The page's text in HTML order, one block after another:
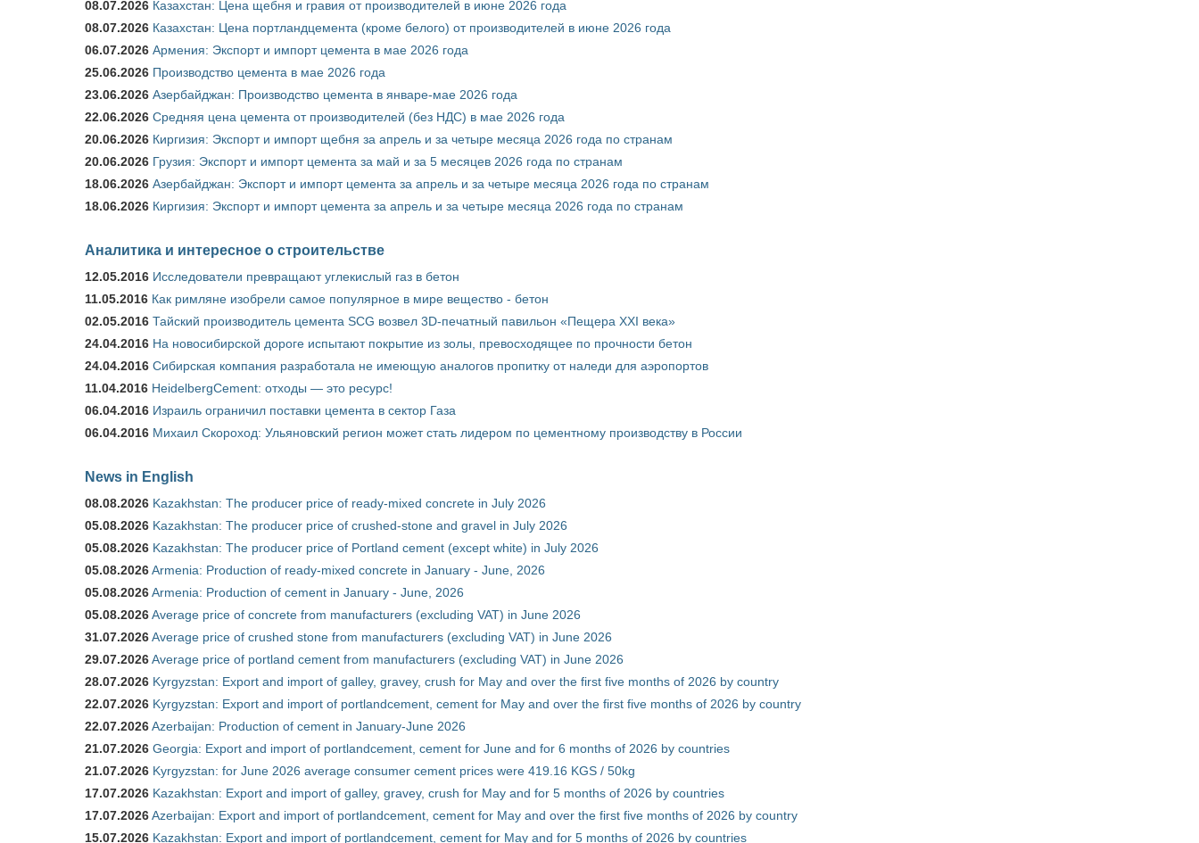
08.07.2026 Казахстан: Цена щебня и гравия от производителей в июне 2026 года
08.07.2026 Казахстан: Цена портландцемента (кроме белого) от производителей в июне 2026 года
06.07.2026 Армения: Экспорт и импорт цемента в мае 2026 года
25.06.2026 Производство цемента в мае 2026 года
23.06.2026 Азербайджан: Производство цемента в январе-мае 2026 года
22.06.2026 Средняя цена цемента от производителей (без НДС) в мае 2026 года
20.06.2026 Киргизия: Экспорт и импорт щебня за апрель и за четыре месяца 2026 года по странам
20.06.2026 Грузия: Экспорт и импорт цемента за май и за 5 месяцев 2026 года по странам
18.06.2026 Азербайджан: Экспорт и импорт цемента за апрель и за четыре месяца 2026 года по странам
18.06.2026 Киргизия: Экспорт и импорт цемента за апрель и за четыре месяца 2026 года по странам
Аналитика и интересное о строительстве
12.05.2016 Исследователи превращают углекислый газ в бетон
11.05.2016 Как римляне изобрели самое популярное в мире вещество - бетон
02.05.2016 Тайский производитель цемента SCG возвел 3D-печатный павильон «Пещера XXI века»
24.04.2016 На новосибирской дороге испытают покрытие из золы, превосходящее по прочности бетон
24.04.2016 Сибирская компания разработала не имеющую аналогов пропитку от наледи для аэропортов
11.04.2016 HeidelbergCement: отходы — это ресурс!
06.04.2016 Израиль ограничил поставки цемента в сектор Газа
06.04.2016 Михаил Скороход: Ульяновский регион может стать лидером по цементному производству в России
News in English
08.08.2026 Kazakhstan: The producer price of ready-mixed concrete in July 2026
05.08.2026 Kazakhstan: The producer price of crushed-stone and gravel in July 2026
05.08.2026 Kazakhstan: The producer price of Portland cement (except white) in July 2026
05.08.2026Armenia: Production of ready-mixed concrete in January - June, 2026
05.08.2026Armenia: Production of cement in January - June, 2026
05.08.2026Average price of concrete from manufacturers (excluding VAT) in June 2026
31.07.2026Average price of crushed stone from manufacturers (excluding VAT) in June 2026
29.07.2026Average price of portland cement from manufacturers (excluding VAT) in June 2026
28.07.2026 Kyrgyzstan: Export and import of galley, gravey, crush for May and over the first five months of 2026 by country
22.07.2026 Kyrgyzstan: Export and import of portlandcement, cement for May and over the first five months of 2026 by country
22.07.2026Azerbaijan: Production of cement in January-June 2026
21.07.2026 Georgia: Export and import of portlandcement, cement for June and for 6 months of 2026 by countries
21.07.2026 Kyrgyzstan: for June 2026 average consumer cement prices were 419.16 KGS / 50kg
17.07.2026 Kazakhstan: Export and import of galley, gravey, crush for May and for 5 months of 2026 by countries
17.07.2026Azerbaijan: Export and import of portlandcement, cement for May and over the first five months of 2026 by country
15.07.2026 Kazakhstan: Export and import of portlandcement, cement for May and for 5 months of 2026 by countries